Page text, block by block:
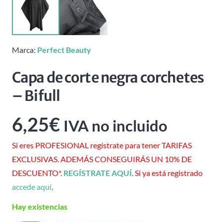
Marca: Perfect Beauty
Capa de corte negra corchetes
– Bifull
6,25€ IVA no incluido
Si eres PROFESIONAL regístrate para tener TARIFAS
EXCLUSIVAS. ADEMÁS CONSEGUIRÁS UN 10% DE
DESCUENTO*. REGÍSTRATE AQUÍ. Si ya está registrado
accede aquí.
Hay existencias